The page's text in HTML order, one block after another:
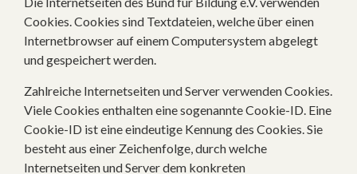
Cookies. Cookies sind Textdateien, welche über einen
Internetbrowser auf einem Computersystem abgelegt
und gespeichert werden.
Zahlreiche Internetseiten und Server verwenden Cookies.
Viele Cookies enthalten eine sogenannte Cookie-ID. Eine
Cookie-ID ist eine eindeutige Kennung des Cookies. Sie
besteht aus einer Zeichenfolge, durch welche
Internetseiten und Server dem konkreten